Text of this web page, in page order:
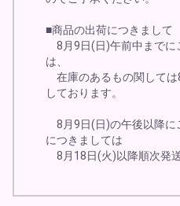
■商品の出荷につきまして
8月9日(日)午前中までに
は、
在庫のあるもの関して
しております。
8月9日(日)の午後以降に
につきましては
8月18日(火)以降順次発送